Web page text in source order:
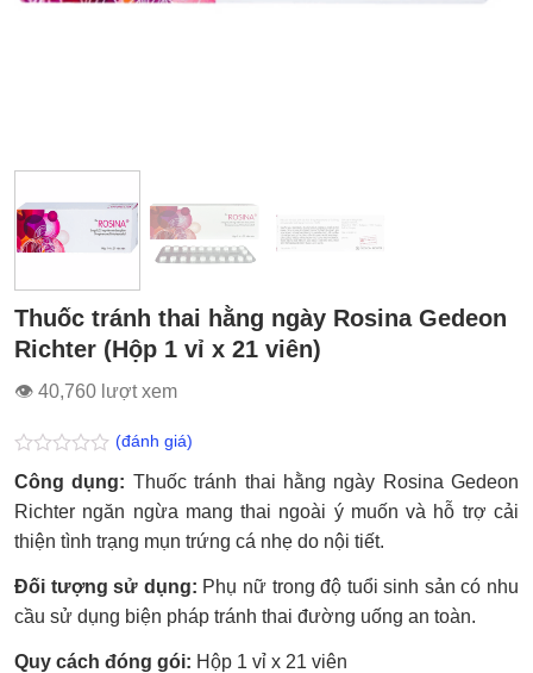
Thuốc tránh thai hằng ngày Rosina Gedeon
Richter (Hộp 1 vỉ x 21 viên)
👁 40,760 lượt xem
Được
xếp
hạng
0.0
5
(đánh giá)
Công dụng: Thuốc tránh thai hằng ngày Rosina Gedeon
Richter ngăn ngừa mang thai ngoài ý muốn và hỗ trợ cải
thiện tình trạng mụn trứng cá nhẹ do nội tiết.
Đối tượng sử dụng: Phụ nữ trong độ tuổi sinh sản có nhu
cầu sử dụng biện pháp tránh thai đường uống an toàn.
Quy cách đóng gói: Hộp 1 vỉ x 21 viên